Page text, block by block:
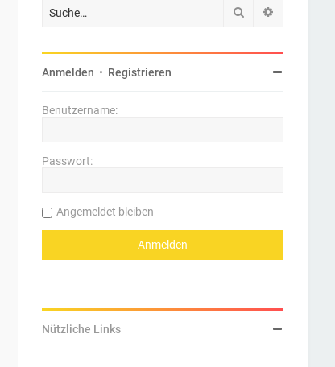
Suche
Anmelden • Registrieren
Benutzername:
Passwort:
Angemeldet bleiben
Nützliche Links